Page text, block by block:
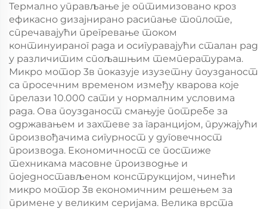
Термално управљање је оптимизовано кроз
ефикасно дизајнирано расипање топлоте,
спречавајући прегревање током
континуираног рада и осигуравајући сталан рад
у различитим спољашњим температурама.
Микро мотор 3в показује изузетну поузданост
са просечним временом између кварова које
прелази 10.000 сати у нормалним условима
рада. Ова поузданост смањује потребе за
одржавањем и захтеве за гаранцијом, пружајући
произвођачима сигурност у дуговечност
производа. Економичност се постиже
техникама масовне производње и
поједностављеном конструкцијом, чинећи
микро мотор 3в економичним решењем за
примене у великим серијама. Велика врста